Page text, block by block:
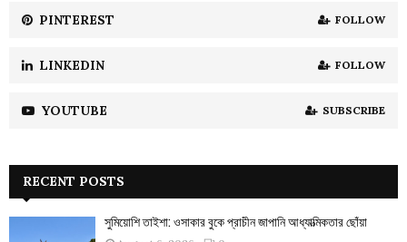
PINTEREST FOLLOW
LINKEDIN FOLLOW
YOUTUBE SUBSCRIBE
RECENT POSTS
সুমিয়োশি তাইশা: ওসাকার বুকে প্রাচীন জাপানি আধ্যাত্মিকতার ছোঁয়া